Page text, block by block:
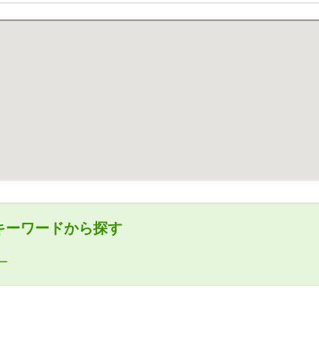
ーワードから探す